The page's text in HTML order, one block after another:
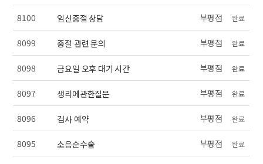
8100 임신중절 상담 부평점 완료
8099 중절 관련 문의 부평점 완료
8098 금요일 오후 대기 시간 부평점 완료
8097 생리에관한질문 부평점 완료
8096 검사 예약 부평점 완료
8095 소음순수술 부평점 완료